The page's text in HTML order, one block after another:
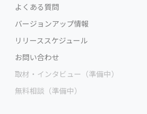
よくある質問
バージョンアップ情報
リリーススケジュール
お問い合わせ
取材・インタビュー（準備中）
無料相談（準備中）